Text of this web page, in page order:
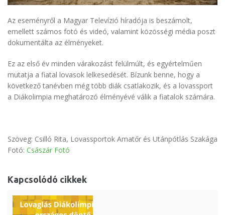
Az eseményről a Magyar Televízió híradója is beszámolt,
emellett számos fotó és videó, valamint közösségi média poszt
dokumentálta az élményeket.
Ez az első év minden várakozást felülmúlt, és egyértelműen
mutatja a fiatal lovasok lelkesedését. Bízunk benne, hogy a
következő tanévben még több diák csatlakozik, és a lovassport
a Diákolimpia meghatározó élményévé válik a fiatalok számára.
Szöveg: Csilló Rita, Lovassportok Amatőr és Utánpótlás Szakága
Fotó: Császár Fotó
Kapcsolódó cikkek